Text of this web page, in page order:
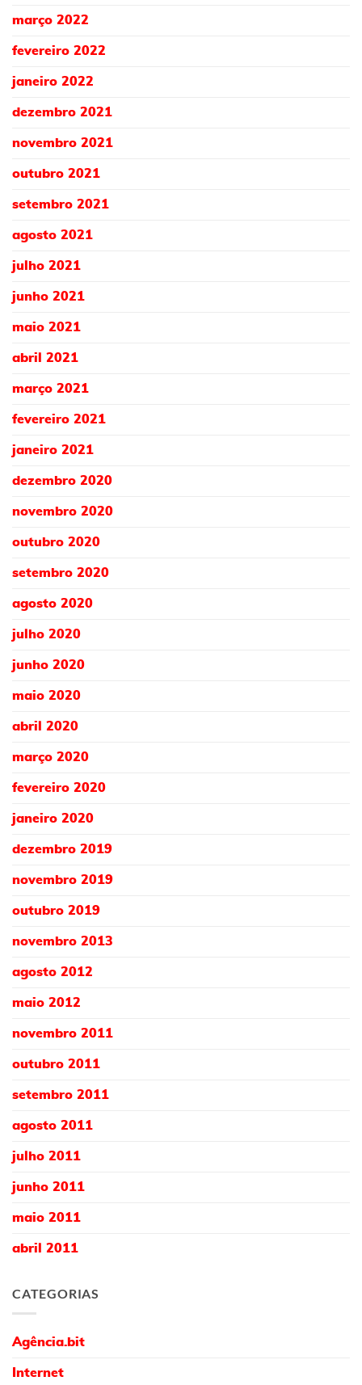
março 2022
fevereiro 2022
janeiro 2022
dezembro 2021
novembro 2021
outubro 2021
setembro 2021
agosto 2021
julho 2021
junho 2021
maio 2021
abril 2021
março 2021
fevereiro 2021
janeiro 2021
dezembro 2020
novembro 2020
outubro 2020
setembro 2020
agosto 2020
julho 2020
junho 2020
maio 2020
abril 2020
março 2020
fevereiro 2020
janeiro 2020
dezembro 2019
novembro 2019
outubro 2019
novembro 2013
agosto 2012
maio 2012
novembro 2011
outubro 2011
setembro 2011
agosto 2011
julho 2011
junho 2011
maio 2011
abril 2011
CATEGORIAS
Agência.bit
Internet